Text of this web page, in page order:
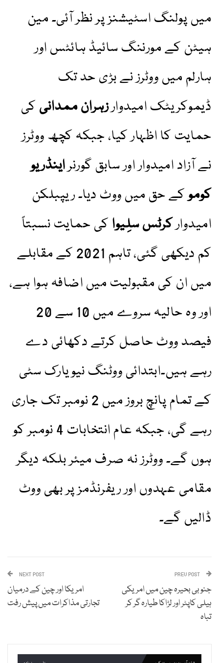
میں پولنگ اسٹیشنز پر نظر آئی۔ مین
ہیٹن کے مورننگ سائیڈ ہائٹس اور
ہارلم میں ووٹرز نے بڑی حد تک
ڈیموکریٹک امیدوارزہران ممدانیکی
حمایت کا اظہار کیا، جبکہ کچھ ووٹرز
نے آزاد امیدوار اور سابق گورنراینڈریو
کوموکے حق میں ووٹ دیا۔ ریپبلکن
امیدوارکرٹس سلِیواکی حمایت نسبتاً
کم دیکھی گئی، تاہم 2021 کے مقابلے
میں ان کی مقبولیت میں اضافہ ہوا ہے،
اور وہ حالیہ سروے میں 10 سے 20
فیصد ووٹ حاصل کرتے دکھائی دے
رہے ہیں۔ابتدائی ووٹنگ نیویارک سٹی
کے تمام پانچ بروز میں 2 نومبر تک جاری
رہے گی، جبکہ عام انتخابات 4 نومبر کو
ہوں گے۔ ووٹرز نہ صرف میئر بلکہ دیگر
مقامی عہدوں اور ریفرنڈمز پر بھی ووٹ
ڈالیں گے۔
جنوبی بحیرہ چین میں امریکی
ہیلی کاپٹر اور لڑاکا طیارہ گر کر
تباہ
NEXT POST
امریکا اور چین کے درمیان
تجارتی مذاکرات میں پیش رفت